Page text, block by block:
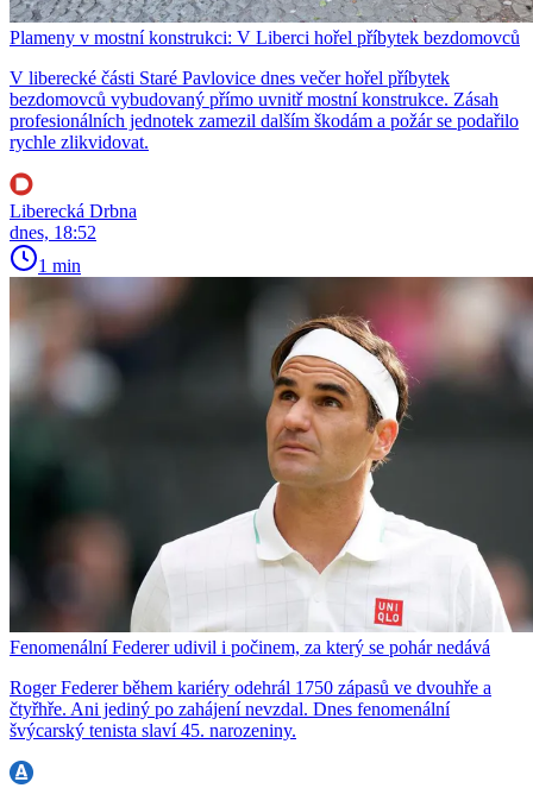
Plameny v mostní konstrukci: V Liberci hořel příbytek bezdomovců
V liberecké části Staré Pavlovice dnes večer hořel příbytek
bezdomovců vybudovaný přímo uvnitř mostní konstrukce. Zásah
profesionálních jednotek zamezil dalším škodám a požár se podařilo
rychle zlikvidovat.
Liberecká Drbna
dnes, 18:52
1 min
Fenomenální Federer udivil i počinem, za který se pohár nedává
Roger Federer během kariéry odehrál 1750 zápasů ve dvouhře a
čtyřhře. Ani jediný po zahájení nevzdal. Dnes fenomenální
švýcarský tenista slaví 45. narozeniny.